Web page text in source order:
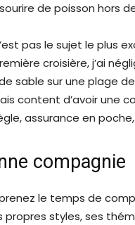
de poisson hors de
pas le sujet le plus
croisière, j’ai
sable sur une plage
content d’avoir une
assurance en
compagnie
le temps de
styles, ses